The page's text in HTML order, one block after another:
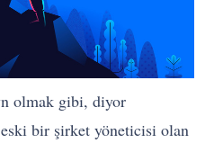
olmak gibi, diyor
bir şirket yöneticisi olan